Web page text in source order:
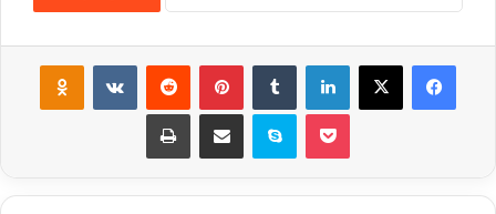
فيسبوك لينكدإن بينتيريست
سكايب